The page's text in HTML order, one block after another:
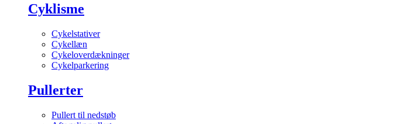
Cyklisme
Cykelstativer
Cykellæn
Cykeloverdækninger
Cykelparkering
Pullerter
Pullert til nedstøb